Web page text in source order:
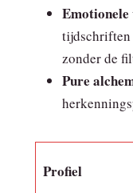
zonder de
Pure
Profiel